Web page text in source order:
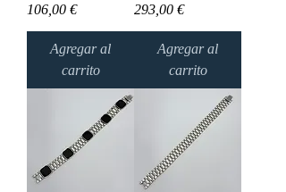
Precio
106,00 €
Agregar al
carrito
Precio
293,00 €
Agregar al
carrito